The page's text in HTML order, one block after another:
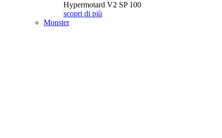
Hypermotard V2 SP 100
scopri di più
Monster